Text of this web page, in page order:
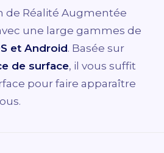
de Réalité Augmentée
une large gammes de
et Android. Basée sur
de surface, il vous suffit
pour faire apparaître